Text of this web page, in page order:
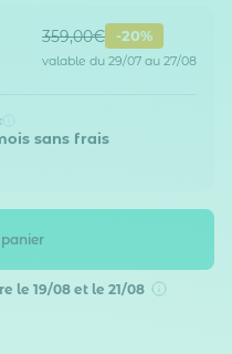
359,00€ -20%
valable du 29/07 au 27/08
sans frais
le 19/08 et le 21/08